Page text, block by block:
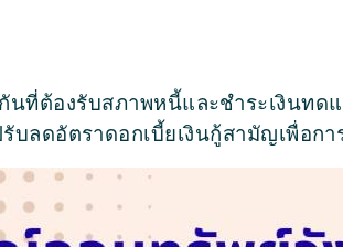
นที่ต้องรับสภาพหนี้และชำระเงินท
บลดอัตราดอกเบี้ยเงินกู้สามัญเพื่อก